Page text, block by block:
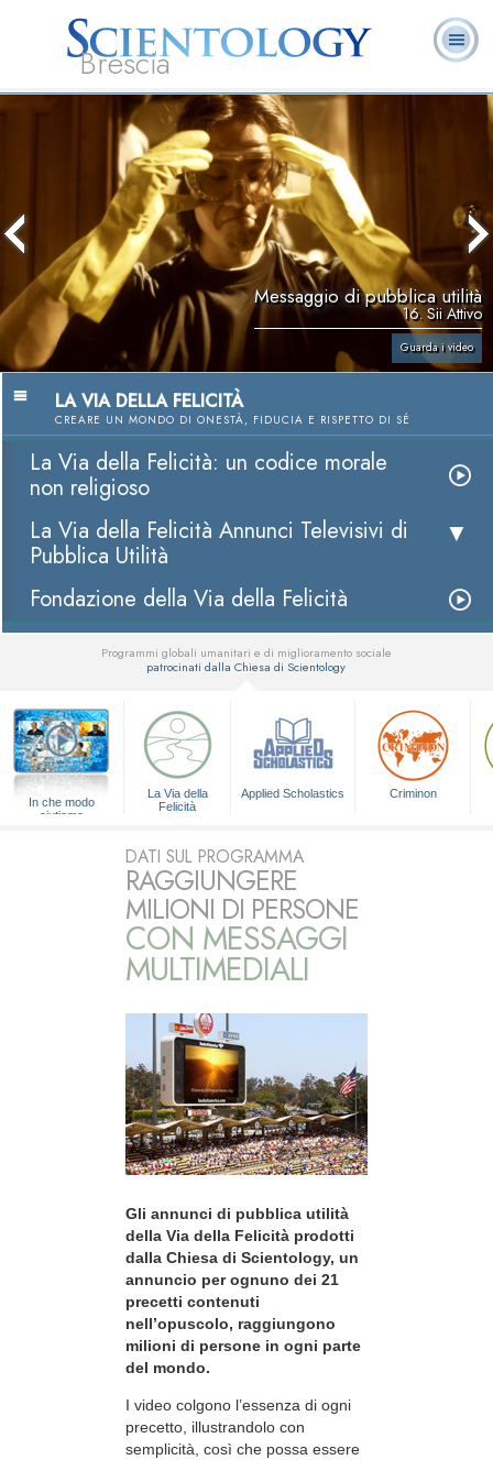
Brescia
Fondatore
Che cos’è
Scientology?
Ministri
Volontari
Messaggio di pubblica utilità
16. Sii Attivo
Guarda i video
LA VIA DELLA FELICITÀ
CREARE UN MONDO DI ONESTÀ, FIDUCIA E RISPETTO DI SÉ
La Via della Felicità: un codice morale
non religioso
La Via della Felicità Annunci Televisivi di
Pubblica Utilità
Fondazione della Via della Felicità
Programmi globali umanitari e di miglioramento sociale
patrocinati dalla Chiesa di Scientology
In che modo
aiutiamo
La Via della
Felicità
Applied Scholastics Criminon
DATI SUL PROGRAMMA
RAGGIUNGERE
MILIONI DI PERSONE
CON MESSAGGI
MULTIMEDIALI
Gli annunci di pubblica utilità
della Via della Felicità prodotti
dalla Chiesa di Scientology, un
annuncio per ognuno dei 21
precetti contenuti
nell’opuscolo, raggiungono
milioni di persone in ogni parte
del mondo.
I video colgono l’essenza di ogni
precetto, illustrandolo con
semplicità, così che possa essere